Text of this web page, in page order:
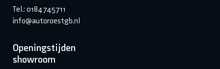
Tel.: 0184745711
info@autoroestgb.nl
Openingstijden
showroom